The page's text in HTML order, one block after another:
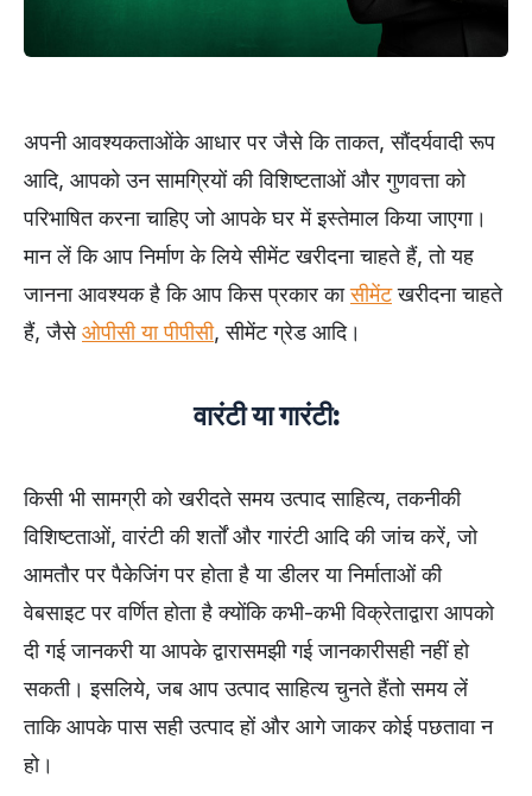
अपनी आवश्यकताओंके आधार पर जैसे कि ताकत, सौंदर्यवादी रूप
आदि, आपको उन सामग्रियों की विशिष्टताओं और गुणवत्ता को
परिभाषित करना चाहिए जो आपके घर में इस्तेमाल किया जाएगा।
मान लें कि आप निर्माण के लिये सीमेंट खरीदना चाहते हैं, तो यह
जानना आवश्यक है कि आप किस प्रकार कासीमेंटखरीदना चाहते
हैं, जैसेओपीसी या पीपीसी, सीमेंट ग्रेड आदि।
वारंटी या गारंटी:
किसी भी सामग्री को खरीदते समय उत्पाद साहित्य, तकनीकी
विशिष्टताओं, वारंटी की शर्तों और गारंटी आदि की जांच करें, जो
आमतौर पर पैकेजिंग पर होता है या डीलर या निर्माताओं की
वेबसाइट पर वर्णित होता है क्योंकि कभी-कभी विक्रेताद्वारा आपको
दी गई जानकरी या आपके द्वारासमझी गई जानकारीसही नहीं हो
सकती। इसलिये, जब आप उत्पाद साहित्य चुनते हैंतो समय लें
ताकि आपके पास सही उत्पाद हों और आगे जाकर कोई पछतावा न
हो।